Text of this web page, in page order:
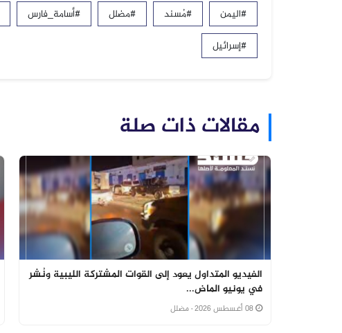
#اليمن #مُسند #مضلل #أسامة_فارس
#إسرائيل
مقالات ذات صلة
الفيديو المتداول يعود إلى القوات المشتركة الليبية ونُشر
في يونيو الماض...
· مضلل